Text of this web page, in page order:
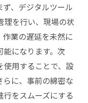
、デジタルツール
理を行い、現場の状
業の遅延を未然に
になります。次
使用することで、設
らに、事前の綿密な
をスムーズにする